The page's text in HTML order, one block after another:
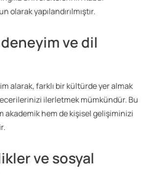
olarak yapılandırılmıştır.
ve dil
alarak, farklı bir kültürde yer almak
ilerletmek mümkündür. Bu
akademik hem de kişisel gelişiminizi
ve sosyal